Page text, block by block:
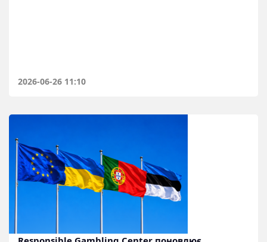
2026-06-26 11:10